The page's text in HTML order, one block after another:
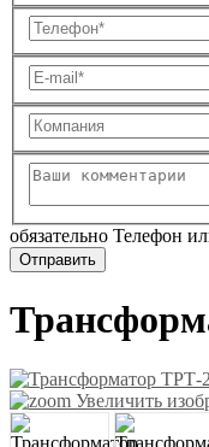
обязательно Телефон
Увеличить